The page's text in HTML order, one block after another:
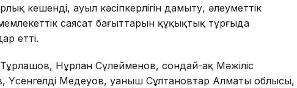
кешенді, ауыл кәсіпкерлігін дамыту, әлеуметтік
саясат бағыттарын құқықтық тұрғыда
етті.
Нұрлан Сүлейменов, сондай-ақ Мәжіліс
Үсенгелді Медеуов, Қуаныш Сұлтановтар Алматы облысы,